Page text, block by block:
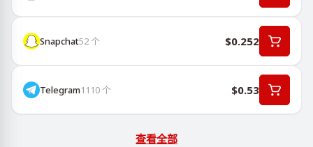
Snapchat52个 $0.252
Telegram1110个 $0.53
查看全部